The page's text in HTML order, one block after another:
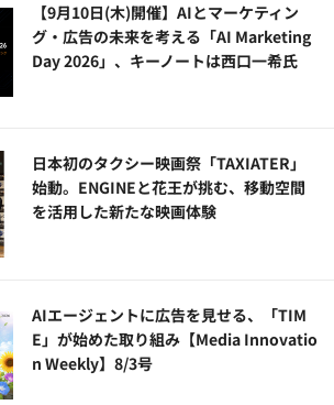
【9月10日(木)開催】AIとマーケティン
グ・広告の未来を考える「AI Marketing
Day 2026」、キーノートは西口一希氏
日本初のタクシー映画祭「TAXIATER」
始動。ENGINEと花王が挑む、移動空間
を活用した新たな映画体験
AIエージェントに広告を見せる、「TIM
E」が始めた取り組み【Media Innovatio
n Weekly】8/3号